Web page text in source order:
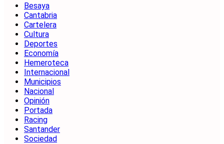
Besaya
Cantabria
Cartelera
Cultura
Deportes
Economía
Hemeroteca
Internacional
Municipios
Nacional
Opinión
Portada
Racing
Santander
Sociedad